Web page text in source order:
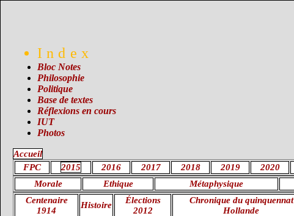
Index
Bloc Notes
Philosophie
Politique
Base de textes
Réflexions en cours
IUT
Photos
Accueil
FPC
2015 2016 2017 2018 2019 2020
Morale
Ethique Métaphysique
Centenaire
1914
Histoire
Élections
2012
Chronique du quinquennat
Hollande